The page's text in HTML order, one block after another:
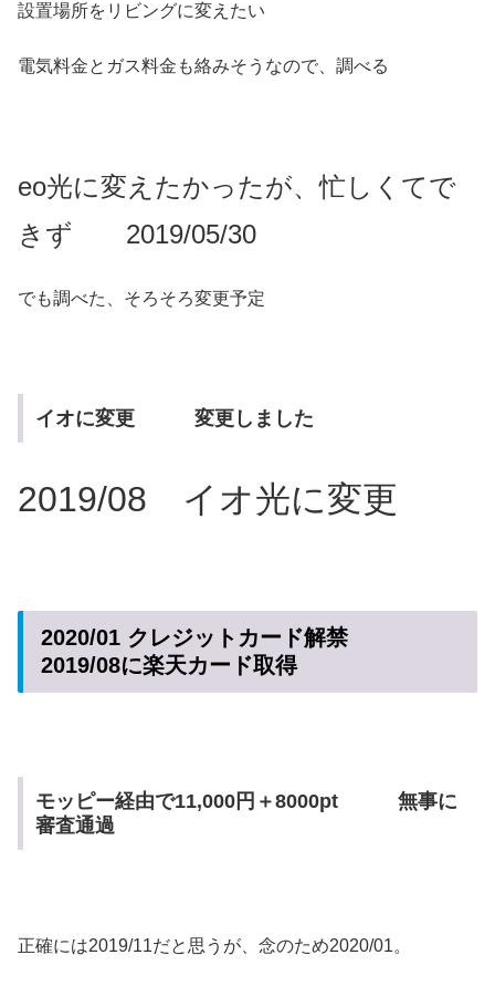
設置場所をリビングに変えたい
電気料金とガス料金も絡みそうなので、調べる
eo光に変えたかったが、忙しくてで
きず 2019/05/30
でも調べた、そろそろ変更予定
イオに変更 変更しました
2019/08 イオ光に変更
2020/01 クレジットカード解禁
2019/08に楽天カード取得
モッピー経由で11,000円＋8000pt 無事に
審査通過
正確には2019/11だと思うが、念のため2020/01。